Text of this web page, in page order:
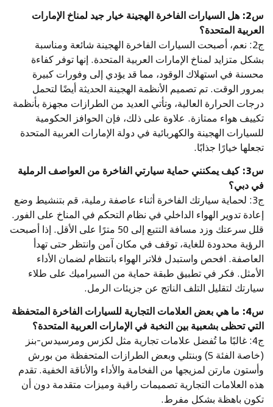
س2: هل السيارات الفاخرة الهجينة خيار جيد لمناخ الإمارات
العربية المتحدة؟
ج2: نعم، أصبحت السيارات الفاخرة الهجينة شائعة ومناسبة
بشكل متزايد لمناخ الإمارات العربية المتحدة. إنها توفر كفاءة
محسنة في استهلاك الوقود، مما قد يؤدي إلى وفورات كبيرة
بمرور الوقت. تم تصميم الأنظمة الهجينة الحديثة أيضًا لتحمل
درجات الحرارة العالية، وتأتي العديد من الطرازات مجهزة بأنظمة
تكييف هواء ممتازة. علاوة على ذلك، فإن الحوافز الحكومية
للسيارات الهجينة والكهربائية في دولة الإمارات العربية المتحدة
تجعلها خيارًا جذابًا.
س3: كيف يمكنني حماية سيارتي الفاخرة من العواصف الرملية
في دبي؟
ج3: لحماية سيارتك الفاخرة أثناء عاصفة رملية، قم بتنشيط وضع
إعادة تدوير الهواء الداخلي في نظام التحكم في المناخ على الفور.
قلل سرعتك وزد مسافة التتبع إلى 50 مترًا على الأقل. إذا أصبحت
الرؤية محدودة للغاية، توقف في مكان آمن وانتظر حتى تهدأ
العاصفة. افحص واستبدل فلاتر الهواء بانتظام لضمان الأداء
الأمثل. فكر في تطبيق طبقة حماية من السيراميك على طلاء
سيارتك لتقليل التلف الناتج عن جزيئات الرمل.
س4: ما هي بعض العلامات التجارية للسيارات الفاخرة المتحفظة
التي تحظى بشعبية بين النخبة في الإمارات العربية المتحدة؟
ج4: غالبًا ما تُفضل علامات تجارية مثل لكزس ومرسيدس-بنز
(خاصة الفئة S) وبنتلي وبعض الطرازات المتحفظة من بورش
وأستون مارتن لمزيجها من الفخامة والأداء والأناقة الخفية. تقدم
هذه العلامات التجارية تصميمات راقية وميزات متقدمة دون أن
تكون باهظة بشكل مفرط.